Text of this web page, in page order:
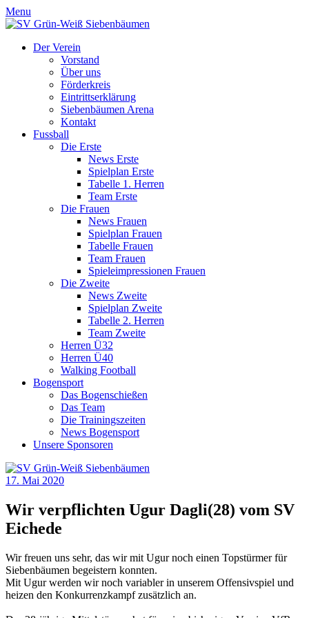
Menu
Der Verein
Vorstand
Über uns
Förderkreis
Eintrittserklärung
Siebenbäumen Arena
Kontakt
Fussball
Die Erste
News Erste
Spielplan Erste
Tabelle 1. Herren
Team Erste
Die Frauen
News Frauen
Spielplan Frauen
Tabelle Frauen
Team Frauen
Spieleimpressionen Frauen
Die Zweite
News Zweite
Spielplan Zweite
Tabelle 2. Herren
Team Zweite
Herren Ü32
Herren Ü40
Walking Football
Bogensport
Das Bogenschießen
Das Team
Die Trainingszeiten
News Bogensport
Unsere Sponsoren
17. Mai 2020
Wir verpflichten Ugur Dagli(28) vom SV
Eichede
Wir freuen uns sehr, das wir mit Ugur noch einen Topstürmer für
Siebenbäumen begeistern konnten.
Mit Ugur werden wir noch variabler in unserem Offensivspiel und
heizen den Konkurrenzkampf zusätzlich an.